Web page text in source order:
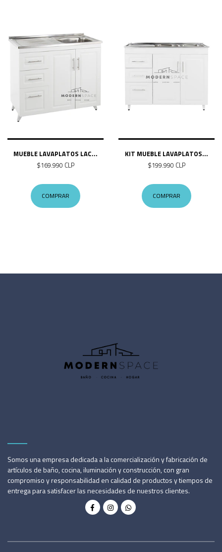
MUEBLE LAVAPLATOS LAC...
$169.990 CLP
COMPRAR
KIT MUEBLE LAVAPLATOS...
$199.990 CLP
COMPRAR
Somos una empresa dedicada a la comercialización y fabricación de
artículos de baño, cocina, iluminación y construcción, con gran
compromiso y responsabilidad en calidad de productos y tiempos de
entrega para satisfacer las necesidades de nuestros clientes.